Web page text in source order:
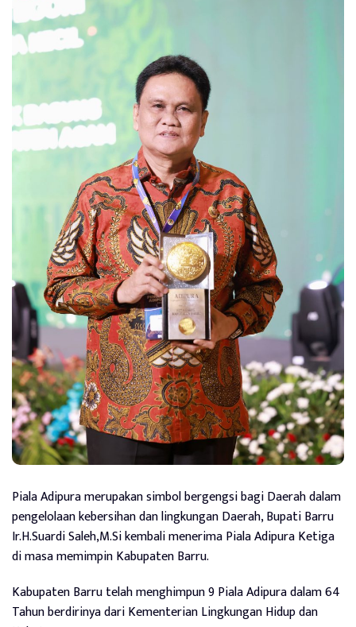
Piala Adipura merupakan simbol bergengsi bagi Daerah dalam
pengelolaan kebersihan dan lingkungan Daerah, Bupati Barru
Ir.H.Suardi Saleh,M.Si kembali menerima Piala Adipura Ketiga
di masa memimpin Kabupaten Barru.
Kabupaten Barru telah menghimpun 9 Piala Adipura dalam 64
Tahun berdirinya dari Kementerian Lingkungan Hidup dan